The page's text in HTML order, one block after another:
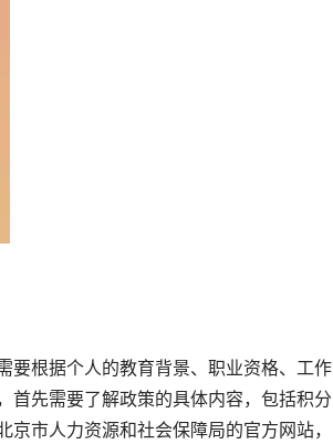
要根据个人的教育背景、职业资格、工作
首先需要了解政策的具体内容，包括积分
市人力资源和社会保障局的官方网站，